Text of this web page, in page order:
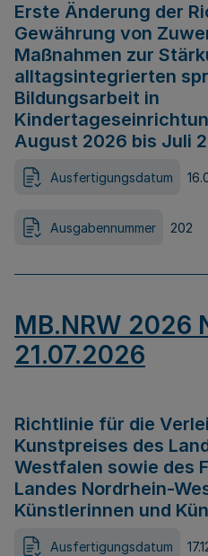
Erste Änderung der
Gewährung von
Maßnahmen zur
alltagsintegrierten
Bildungsarbeit in
August 2026 bis Juli
Ausfertigungsdatum
Ausgabennummer 202
MB.NRW 2026
21.07.2026
Richtlinie für die
Kunstpreises des
Westfalen sowie des
Landes Nordrhein-
Künstlerinnen und
Ausfertigungsdatum